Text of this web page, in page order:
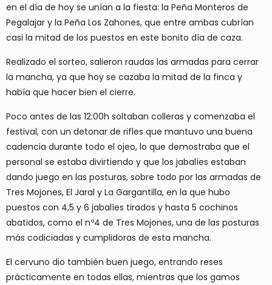
en el día de hoy se unían a la fiesta: la Peña Monteros de
Pegalajar y la Peña Los Zahones, que entre ambas cubrían
casi la mitad de los puestos en este bonito día de caza.
Realizado el sorteo, salieron raudas las armadas para cerrar
la mancha, ya que hoy se cazaba la mitad de la finca y
había que hacer bien el cierre.
Poco antes de las 12:00h soltaban colleras y comenzaba el
festival, con un detonar de rifles que mantuvo una buena
cadencia durante todo el ojeo, lo que demostraba que el
personal se estaba divirtiendo y que los jabalíes estaban
dando juego en las posturas, sobre todo por las armadas de
Tres Mojones, El Jaral y La Gargantilla, en la que hubo
puestos con 4,5 y 6 jabalíes tirados y hasta 5 cochinos
abatidos, como el nº4 de Tres Mojones, una de las posturas
más codiciadas y cumplidoras de esta mancha.
El cervuno dio también buen juego, entrando reses
prácticamente en todas ellas, mientras que los gamos